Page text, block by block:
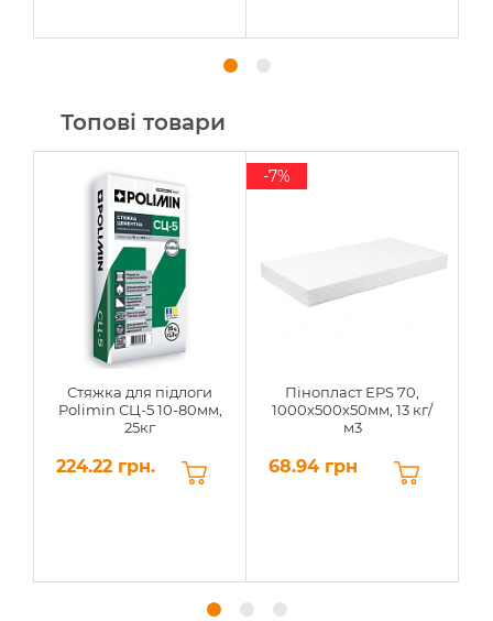
Топові товари
Стяжка для підлоги
Polimin СЦ-5 10-80мм,
25кг
224.22 грн.
Пінопласт EPS 70,
1000х500х50мм, 13 кг/
м3
68.94 грн
-7%